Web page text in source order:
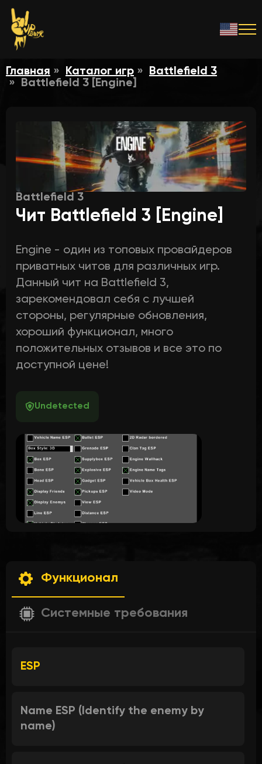
Главная Каталог игр
Battlefield 3
Battlefield 3 [Engine]
Battlefield 3
Чит Battlefield 3 [Engine]
Engine - один из топовых провайдеров
приватных читов для различных игр.
Данный чит на Battlefield 3,
зарекомендовал себя с лучшей
стороны, регулярные обновления,
хороший функционал, много
положительных отзывов и все это по
доступной цене!
Undetected
Функционал
Системные требования
ESP
Name ESP (Identify the enemy by
name)